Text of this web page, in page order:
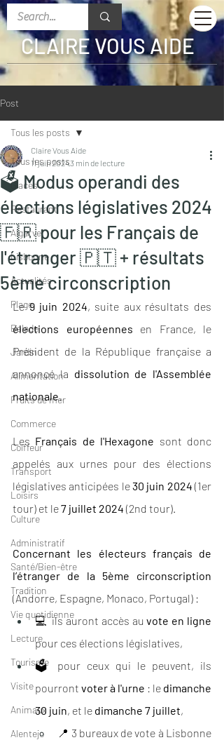
CLAIRE VOUS AIDE
Post
Tous les posts
Glaces
Restaurant
Algarve
Lisbonne
Actualités
Plage
Balade
Jardin
Alimentation
Fruits de mer
Commerce
Coiffeur
Transport
Loisirs
Culture
Administratif
Santé/Bien-être
Tradition
Vie quotidienne
Lecture
Tourisme
Visite
Animaux
Alentejo
Tous les posts
🗳 Modus operandi des
élections législatives 2024
🇫🇷 pour les Français de
l'étranger 🇵🇹 + résultats
5ème circonscription
Claire Vous Aide
11 juin 20243 min de lecture
Le 9 juin 2024
élections européennes en France, le
Président de la République française a
annoncé la dissolution de l'Assemblée
nationale.
Les Français de l'Hexagone sont donc
appelés aux urnes pour des élections
législatives anticipées le 30 juin 2024 (1er
tour) et le 7 juillet 2024 (2nd tour).
Concernant les électeurs français de
l’étranger de la 5ème circonscription
(Andorre, Espagne, Monaco, Portugal) :
💻  ils auront accès au vote en ligne
pour ces élections législatives,
🗳 pour ceux qui le peuvent, ils
pourront voter à l'urne : le dimanche
30 juin, et le dimanche 7 juillet,
📍 3 bureaux de vote à Lisbonne